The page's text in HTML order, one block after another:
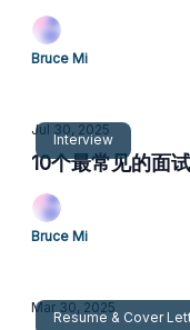
Bruce Mi
Interview
Jul 30, 2025
10个最常见的面
Bruce Mi
Resume & Cover
Mar 30, 2025